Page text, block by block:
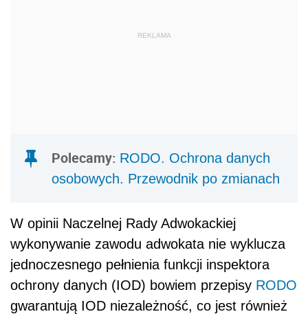
REKLAMA
Polecamy: RODO. Ochrona danych
osobowych. Przewodnik po zmianach
W opinii Naczelnej Rady Adwokackiej
wykonywanie zawodu adwokata nie wyklucza
jednoczesnego pełnienia funkcji inspektora
ochrony danych (IOD) bowiem przepisy RODO
gwarantują IOD niezależność, co jest również